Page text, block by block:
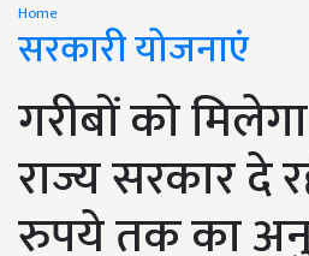
Home
सरकारी योजनाएं
गरीबों को
राज्य सरकार दे
रुपये तक का